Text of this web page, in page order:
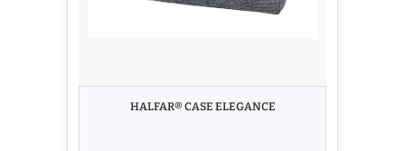
HALFAR® CASE ELEGANCE